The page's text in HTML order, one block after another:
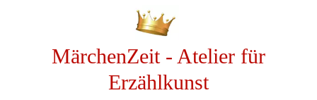
MärchenZeit - Atelier für
Erzählkunst